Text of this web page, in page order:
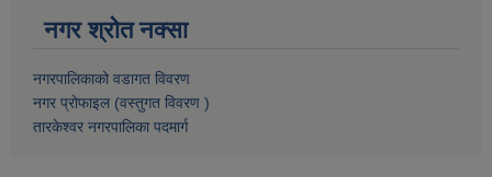
नगर श्रोत नक्सा
नगरपालिकाको वडागत विवरण
नगर प्रोफाइल (वस्तुगत विवरण )
तारकेश्वर नगरपालिका पदमार्ग